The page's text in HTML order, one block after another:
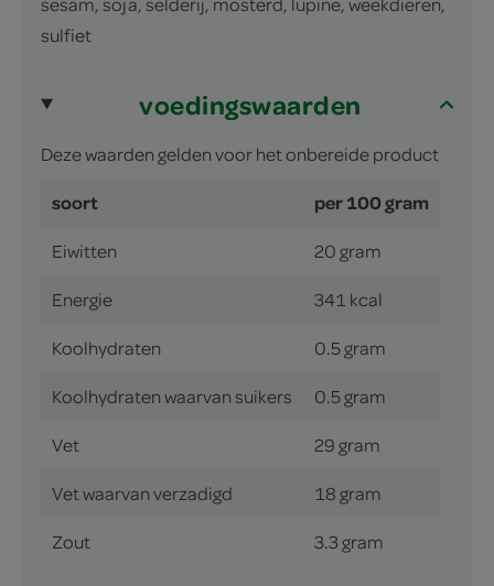
sulfiet
voedingswaarden
Deze waarden gelden voor het onbereide product
soort per 100 gram
Eiwitten 20 gram
Energie 341 kcal
Koolhydraten 0.5 gram
Koolhydraten waarvan suikers 0.5 gram
Vet 29 gram
Vet waarvan verzadigd 18 gram
Zout 3.3 gram